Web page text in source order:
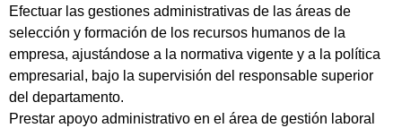
Efectuar las gestiones administrativas de las áreas de
selección y formación de los recursos humanos de la
empresa, ajustándose a la normativa vigente y a la política
empresarial, bajo la supervisión del responsable superior
del departamento.
Prestar apoyo administrativo en el área de gestión laboral